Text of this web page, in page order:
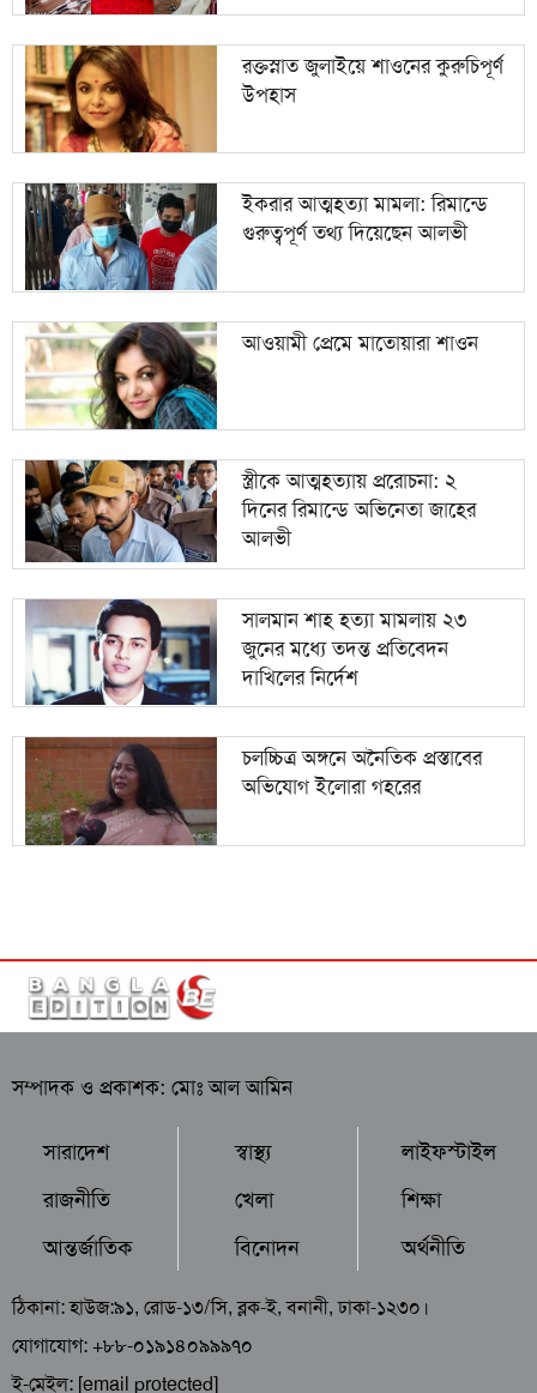
রক্তস্নাত জুলাইয়ে শাওনের কুরুচিপূর্ণ
উপহাস
ইকরার আত্মহত্যা মামলা: রিমান্ডে
গুরুত্বপূর্ণ তথ্য দিয়েছেন আলভী
আওয়ামী প্রেমে মাতোয়ারা শাওন
স্ত্রীকে আত্মহত্যায় প্ররোচনা: ২
দিনের রিমান্ডে অভিনেতা জাহের
আলভী
সালমান শাহ হত্যা মামলায় ২৩
জুনের মধ্যে তদন্ত প্রতিবেদন
দাখিলের নির্দেশ
চলচ্চিত্র অঙ্গনে অনৈতিক প্রস্তাবের
অভিযোগ ইলোরা গহরের
সম্পাদক ও প্রকাশক: মোঃ আল আমিন
সারাদেশ
রাজনীতি
আন্তর্জাতিক
স্বাস্থ্য
খেলা
বিনোদন
লাইফস্টাইল
শিক্ষা
অর্থনীতি
ঠিকানা: হাউজ:৯১, রোড-১৩/সি, ব্লক-ই, বনানী, ঢাকা-১২৩০।
যোগাযোগ: +৮৮-০১৯১৪০৯৯৯৭০
ই-মেইল: [email protected]